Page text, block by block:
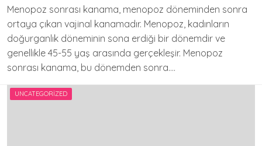
Menopoz sonrası kanama, menopoz döneminden sonra
ortaya çıkan vajinal kanamadır. Menopoz, kadınların
doğurganlık döneminin sona erdiği bir dönemdir ve
genellikle 45-55 yaş arasında gerçekleşir. Menopoz
sonrası kanama, bu dönemden sonra….
UNCATEGORIZED